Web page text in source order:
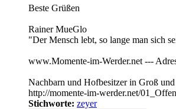
Beste Grüßen
Rainer MueGlo
"Der Mensch lebt, so lange man sich
www.Momente-im-Werder.net ---
Nachbarn und Hofbesitzer in Groß
http://momente-im-werder.net/
Stichworte: zeyer